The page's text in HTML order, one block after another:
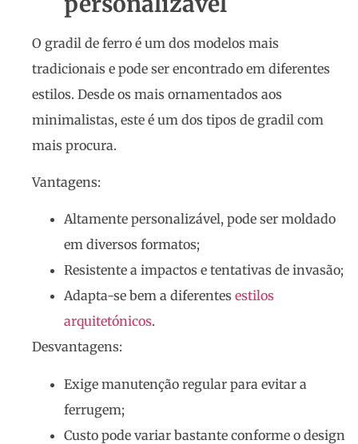
O gradil de ferro é um dos modelos mais
tradicionais e pode ser encontrado em diferentes
estilos. Desde os mais ornamentados aos
minimalistas, este é um dos tipos de gradil com
mais procura.
Vantagens:
Altamente personalizável, pode ser moldado
em diversos formatos;
Resistente a impactos e tentativas de invasão;
Adapta-se bem a diferentes estilos
arquitetónicos.
Desvantagens:
Exige manutenção regular para evitar a
ferrugem;
Custo pode variar bastante conforme o design